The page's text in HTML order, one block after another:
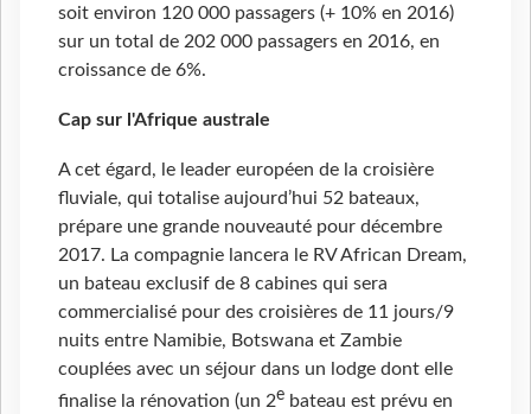
soit environ 120 000 passagers (+ 10% en 2016)
sur un total de 202 000 passagers en 2016, en
croissance de 6%.
Cap sur l'Afrique australe
A cet égard, le leader européen de la croisière
fluviale, qui totalise aujourd’hui 52 bateaux,
prépare une grande nouveauté pour décembre
2017. La compagnie lancera le RV African Dream,
un bateau exclusif de 8 cabines qui sera
commercialisé pour des croisières de 11 jours/9
nuits entre Namibie, Botswana et Zambie
couplées avec un séjour dans un lodge dont elle
finalise la rénovation (un 2e bateau est prévu en